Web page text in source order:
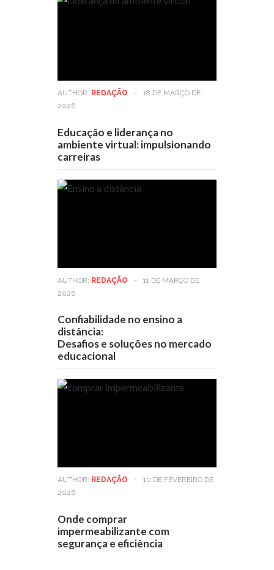
AUTHOR: REDAÇÃO -
18 DE MARÇO DE
2026
Educação e liderança no
ambiente virtual: impulsionando
carreiras
AUTHOR: REDAÇÃO -
11 DE MARÇO DE
2026
Confiabilidade no ensino a
distância:
Desafios e soluções no mercado
educacional
AUTHOR: REDAÇÃO -
10 DE FEVEREIRO DE
2026
Onde comprar
impermeabilizante com
segurança e eficiência